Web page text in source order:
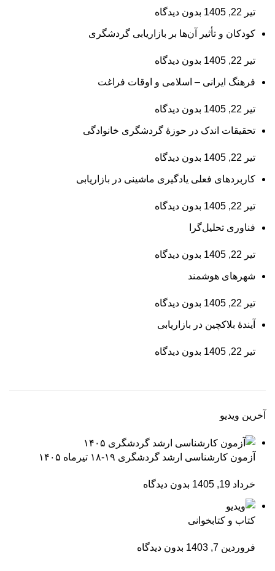
تیر 22, 1405 بدون دیدگاه
کودکان و تأثیر آن‌ها بر بازاریابی گردشگری
تیر 22, 1405 بدون دیدگاه
فرهنگ ایرانی – اسلامی و اوقات فراغت
تیر 22, 1405 بدون دیدگاه
تحقیقات اندک در حوزۀ گردشگری خانوادگی
تیر 22, 1405 بدون دیدگاه
کاربردهای فعلی یادگیری ماشینی در بازاریابی
تیر 22, 1405 بدون دیدگاه
فناوری تحلیل‌گرا
تیر 22, 1405 بدون دیدگاه
شهرهای هوشمند
تیر 22, 1405 بدون دیدگاه
آیندۀ بلاکچین در بازاریابی
تیر 22, 1405 بدون دیدگاه
آخرین ویدیو
آزمون کارشناسی ارشد گردشگری ۱۹-۱۸ تیرماه ۱۴۰۵
خرداد 19, 1405 بدون دیدگاه
کتاب و کتابخوانی
فروردین 7, 1403 بدون دیدگاه